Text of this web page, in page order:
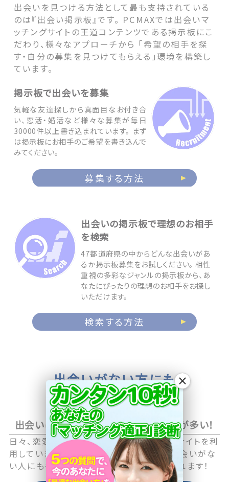
出会いを見つける方法として最も支持されている
のは『出会い掲示板』です。 PCMAXでは出会いマ
ッチングサイトの王道コンテンツである掲示板にこ
だわり、様々なアプローチから 「希望の相手を探
す・自分の募集を見つけてもらえる」環境を構築し
ています。
掲示板で出会いを募集
気軽な友達探しから真面目なお付き合
い、恋活・婚活など様々な募集が毎日
30000件以上書き込まれています。 まず
は掲示板にお相手のご希望を書き込んで
みてください。
募集する方法
出会いの掲示板で理想のお相手
を検索
47都道府県の中からどんな出会いがあ
るか掲示板募集をお試しください。 相性
重視の多彩なジャンルの掲示板から、あ
なたにぴったりの理想のお相手をお探し
いただけます。
検索する方法
出会いがない方にも
お相手が見つかる
出会いに積極的なアクティブユーザーが多い！
日々、恋愛や恋活に積極的な男性・女性がサイトを利
用していますので職場や日常生活の中で出会いがな
い人にも毎日新しい出会いのチャンスが訪れます！
×